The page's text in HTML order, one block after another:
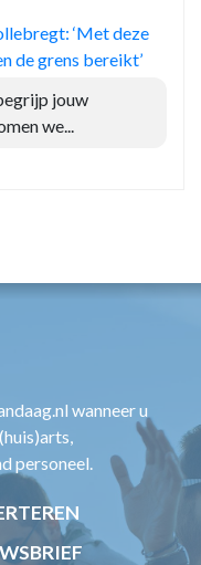
‘Met deze
de grens bereikt’
jouw
we...
wanneer u
personeel.